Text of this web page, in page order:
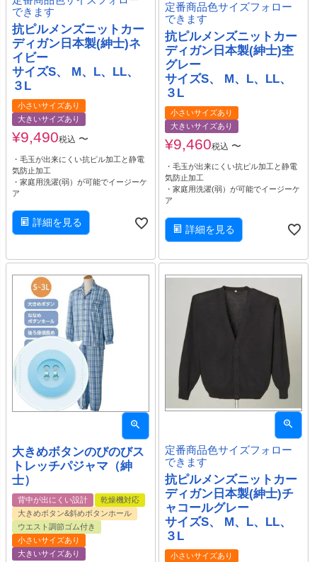
できます
抗ピルメンズニットカー
ディガン日本製(紳士)ネ
イビー
サイズS、 M、L、LL、
３L
小さいサイズあり
大きいサイズあり
¥9,490税込 〜
・毛玉が出来にくい抗ピル加工と静電
気防止加工
・家庭用洗濯(弱）が可能でイージーケ
ア
詳細を見る
定番商品色サイズフォロー
できます
抗ピルメンズニットカー
ディガン日本製(紳士)杢
グレー
サイズS、 M、L、LL、
３L
小さいサイズあり
大きいサイズあり
¥9,460税込 〜
・毛玉が出来にくい抗ピル加工と静電
気防止加工
・家庭用洗濯(弱）が可能でイージーケ
ア
詳細を見る
大きめボタンのびのびス
トレッチパジャマ（紳
士）
背中が出にくい設計
乾燥機対応
大きめボタン&斜めボタンホール
ウエスト調節ゴム付き
小さいサイズあり
大きいサイズあり
定番商品色サイズフォロー
できます
抗ピルメンズニットカー
ディガン日本製(紳士)チ
ャコールグレー
サイズS、 M、L、LL、
３L
小さいサイズあり